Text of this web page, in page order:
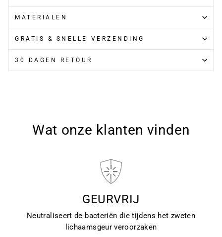
MATERIALEN
GRATIS & SNELLE VERZENDING
30 DAGEN RETOUR
Wat onze klanten vinden
GEURVRIJ
Neutraliseert de bacteriën die tijdens het zweten
lichaamsgeur veroorzaken